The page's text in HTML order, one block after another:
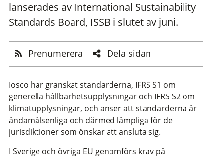
lanserades av International Sustainability
Standards Board, ISSB i slutet av juni.
Prenumerera Dela sidan
Iosco har granskat standarderna, IFRS S1 om
generella hållbarhetsupplysningar och IFRS S2 om
klimatupplysningar, och anser att standarderna är
ändamålsenliga och därmed lämpliga för de
jurisdiktioner som önskar att ansluta sig.
I Sverige och övriga EU genomförs krav på